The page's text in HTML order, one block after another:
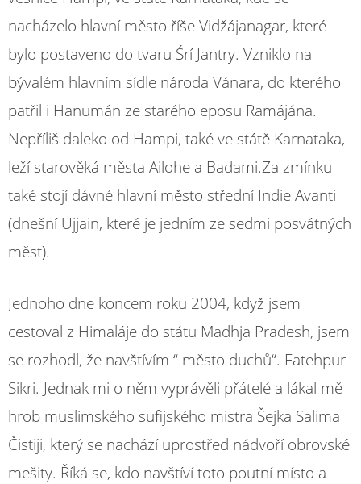
nacházelo hlavní město říše Vidžájanagar, které
bylo postaveno do tvaru Śrí Jantry. Vzniklo na
bývalém hlavním sídle národa Vánara, do kterého
patřil i Hanumán ze starého eposu Ramájána.
Nepříliš daleko od Hampi, také ve státě Karnataka,
leží starověká města Ailohe a Badami.Za zmínku
také stojí dávné hlavní město střední Indie Avanti
(dnešní Ujjain, které je jedním ze sedmi posvátných
měst).
Jednoho dne koncem roku 2004, když jsem
cestoval z Himaláje do státu Madhja Pradesh, jsem
se rozhodl, že navštívím “ město duchů“. Fatehpur
Sikri. Jednak mi o něm vyprávěli přátelé a lákal mě
hrob muslimského sufijského mistra Šejka Salima
Čistiji, který se nachází uprostřed nádvoří obrovské
mešity. Říká se, kdo navštíví toto poutní místo a